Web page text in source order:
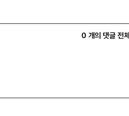
0 개의 댓글 전